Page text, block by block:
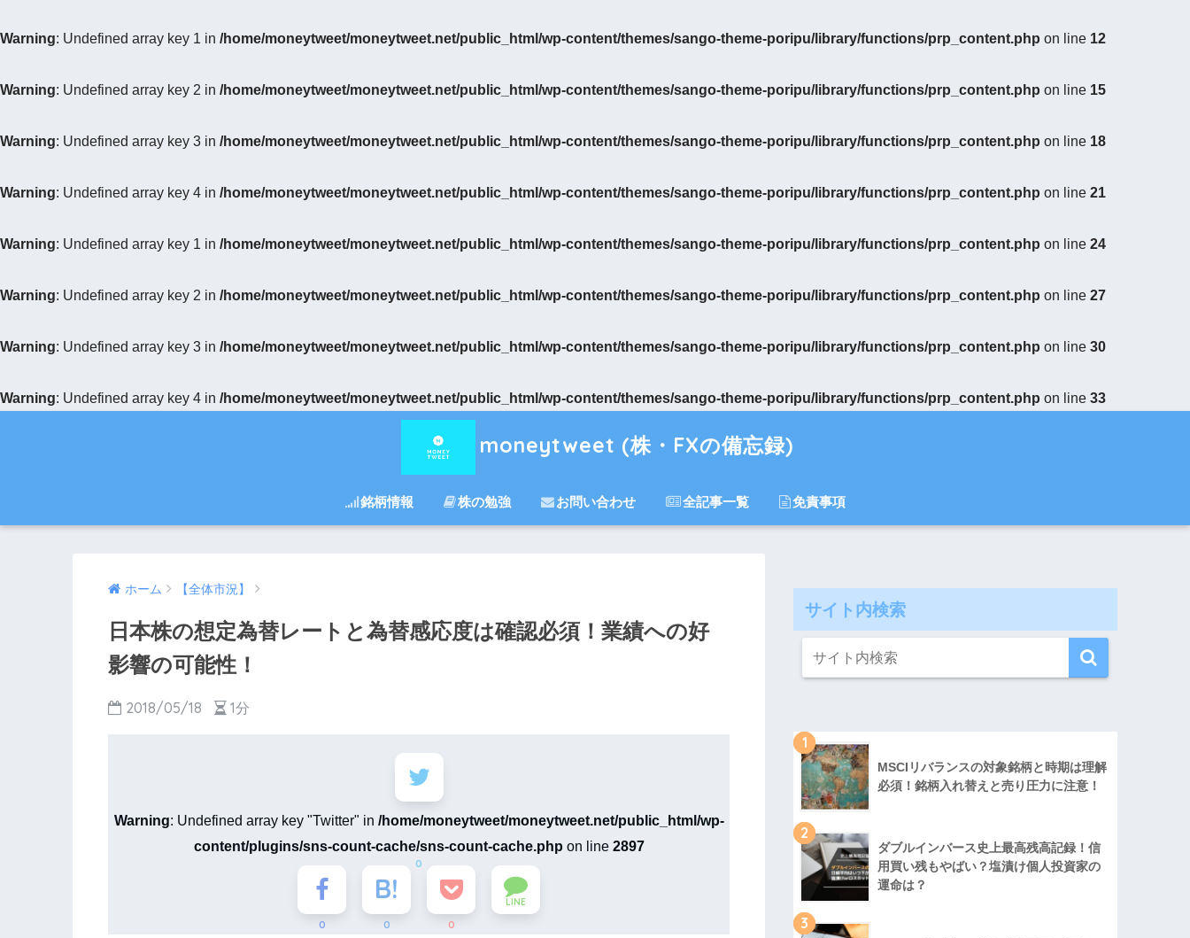
Warning: Undefined array key 1 in /home/moneytweet/moneytweet.net/public_html/wp-content/themes/sango-theme-poripu/library/functions/prp_content.php on line 12
Warning: Undefined array key 2 in /home/moneytweet/moneytweet.net/public_html/wp-content/themes/sango-theme-poripu/library/functions/prp_content.php on line 15
Warning: Undefined array key 3 in /home/moneytweet/moneytweet.net/public_html/wp-content/themes/sango-theme-poripu/library/functions/prp_content.php on line 18
Warning: Undefined array key 4 in /home/moneytweet/moneytweet.net/public_html/wp-content/themes/sango-theme-poripu/library/functions/prp_content.php on line 21
Warning: Undefined array key 1 in /home/moneytweet/moneytweet.net/public_html/wp-content/themes/sango-theme-poripu/library/functions/prp_content.php on line 24
Warning: Undefined array key 2 in /home/moneytweet/moneytweet.net/public_html/wp-content/themes/sango-theme-poripu/library/functions/prp_content.php on line 27
Warning: Undefined array key 3 in /home/moneytweet/moneytweet.net/public_html/wp-content/themes/sango-theme-poripu/library/functions/prp_content.php on line 30
Warning: Undefined array key 4 in /home/moneytweet/moneytweet.net/public_html/wp-content/themes/sango-theme-poripu/library/functions/prp_content.php on line 33
moneytweet (株・FXの備忘録)
銘柄情報 株の勉強 お問い合わせ 全記事一覧 免責事項
ホーム 【全体市況】
日本株の想定為替レートと為替感応度は確認必須！業績への好
影響の可能性！
2018/05/18 1分
Warning: Undefined array key "Twitter" in /home/moneytweet/moneytweet.net/public_html/wp-
content/plugins/sns-count-cache/sns-count-cache.php on line 2897
0
0 0 0
LINE
サイト内検索
1
MSCIリバランスの対象銘柄と時期は理解
必須！銘柄入れ替えと売り圧力に注意！
2
ダブルインバース史上最高残高記録！信
用買い残もやばい？塩漬け個人投資家の
運命は？
3